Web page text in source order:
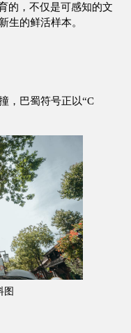
的，不仅是可感知的文
生的鲜活样本。
，巴蜀符号正以“C
图